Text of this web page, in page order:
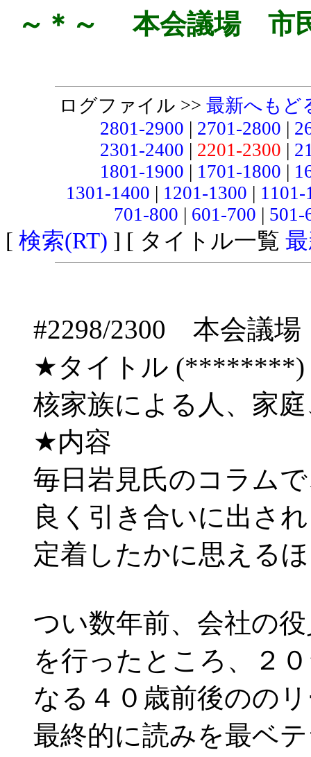
～＊～ 本会議場 市
ログファイル >> 最新へもど
2801-2900 | 2701-2800 |
2301-2400 | 2201-2300 |
1801-1900 | 1701-1800 |
1301-1400 | 1201-1300 |
701-800 | 601-700 |
[ 検索(RT) ] [ タイトル一覧
#2298/2300 本会議
★タイトル (********)
核家族による人、家
★内容
毎日岩見氏のコラム
良く引き合いに出さ
定着したかに思える
つい数年前、会社の
を行ったところ、２
なる４０歳前後のの
最終的に読みを最ベ